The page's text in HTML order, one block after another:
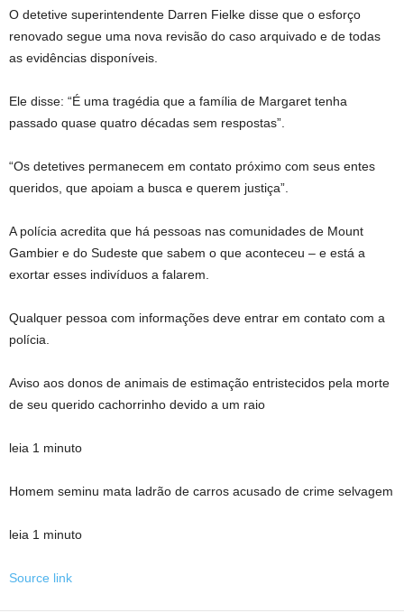
O detetive superintendente Darren Fielke disse que o esforço
renovado segue uma nova revisão do caso arquivado e de todas
as evidências disponíveis.
Ele disse: “É uma tragédia que a família de Margaret tenha
passado quase quatro décadas sem respostas”.
“Os detetives permanecem em contato próximo com seus entes
queridos, que apoiam a busca e querem justiça”.
A polícia acredita que há pessoas nas comunidades de Mount
Gambier e do Sudeste que sabem o que aconteceu – e está a
exortar esses indivíduos a falarem.
Qualquer pessoa com informações deve entrar em contato com a
polícia.
Aviso aos donos de animais de estimação entristecidos pela morte
de seu querido cachorrinho devido a um raio
leia 1 minuto
Homem seminu mata ladrão de carros acusado de crime selvagem
leia 1 minuto
Source link